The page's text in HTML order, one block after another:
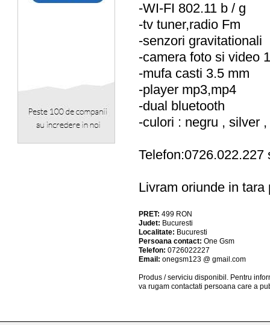
-WI-FI 802.11 b / g
-tv tuner,radio Fm
-senzori gravitationali
-camera foto si video
-mufa casti 3.5 mm
-player mp3,mp4
-dual bluetooth
-culori : negru , silver
Telefon:0726.022.227
Livram oriunde in
PRET: 499 RON
Judet: Bucuresti
Localitate: Bucuresti
Persoana contact: One Gsm
Telefon: 0726022227
Email: onegsm123 @ gmail.com
Produs / serviciu disponibil . Pentru
va rugam contactati persoana care a